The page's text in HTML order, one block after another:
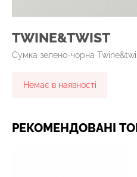
TWINE&TWIST
Сумка зелено-чорна
Немає в наявності
РЕКОМЕНДОВАНІ